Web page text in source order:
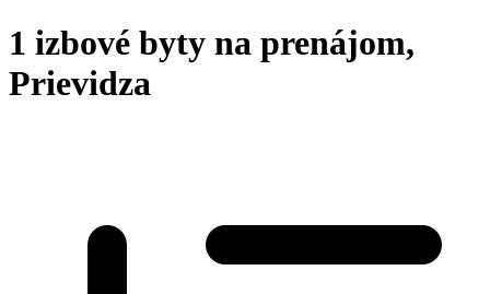
1 izbové byty na prenájom,
Prievidza